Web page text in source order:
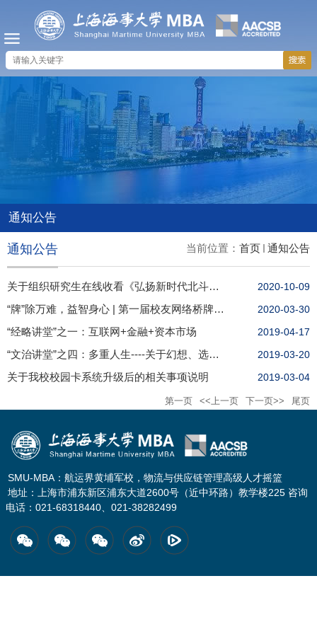
通知公告
当前位置： 首页 通知公告
通知公告
关于组织研究生在线收看《弘扬新时代北斗精神暨科学道德和学风建设主题宣讲会》的通知 2020-10-09
“牌”除万难，益智身心 | 第一届校友网络桥牌个人赛即将开始！ 2020-03-30
“经略讲堂”之一：互联网+金融+资本市场 2019-04-17
“文治讲堂”之四：多重人生----关于幻想、选择与危机 2019-03-20
关于我校校园卡系统升级后的相关事项说明 2019-03-04
第一页 <<上一页 下一页>> 尾页
SMU-MBA：航运界黄埔军校，物流与供应链管理高级人才摇篮
地址：上海市浦东新区浦东大道2600号（近中环路）教学楼225 咨询
电话：021-68318440、021-38282499